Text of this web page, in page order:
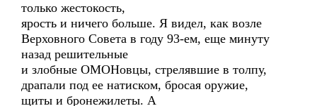
только жестокость,
ярость и ничего больше. Я видел, как возле
Верховного Совета в году 93-ем, еще минуту
назад решительные
и злобные ОМОНовцы, стрелявшие в толпу,
драпали под ее натиском, бросая оружие,
щиты и бронежилеты. А